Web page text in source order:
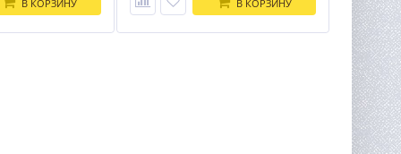
В КОРЗИНУ В КОРЗИНУ